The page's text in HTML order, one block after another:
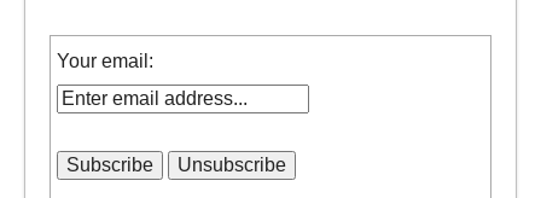
変
え
る
環境
づ
Your email: